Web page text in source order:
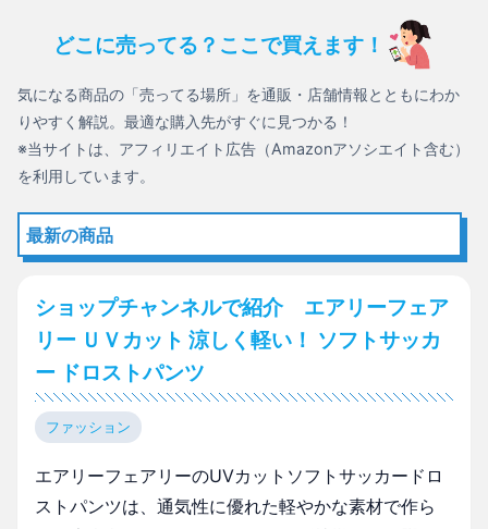
どこに売ってる？ここで買えます！
気になる商品の「売ってる場所」を通販・店舗情報とともにわか
りやすく解説。最適な購入先がすぐに見つかる！
※当サイトは、アフィリエイト広告（Amazonアソシエイト含む）
を利用しています。
最新の商品
ショップチャンネルで紹介 エアリーフェア
リー ＵＶカット 涼しく軽い！ ソフトサッカ
ー ドロストパンツ
ファッション
エアリーフェアリーのUVカットソフトサッカードロ
ストパンツは、通気性に優れた軽やかな素材で作ら